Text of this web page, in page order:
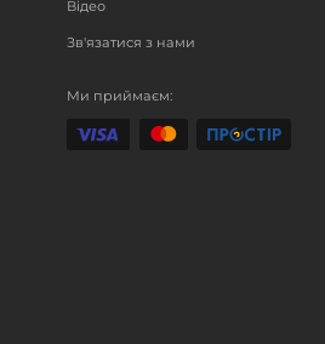
Відео
Зв'язатися з нами
Ми приймаєм: